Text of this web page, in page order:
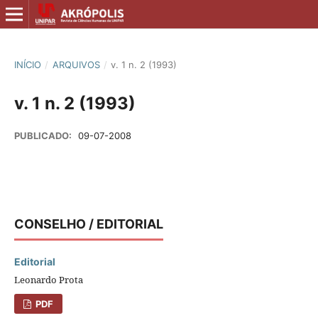
INÍCIO / ARQUIVOS / v. 1 n. 2 (1993)
v. 1 n. 2 (1993)
PUBLICADO: 09-07-2008
CONSELHO / EDITORIAL
Editorial
Leonardo Prota
PDF